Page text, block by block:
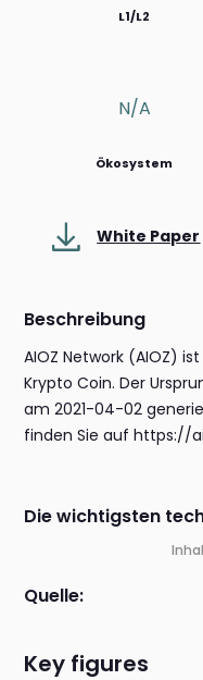
L1/L2
N/a
Ökosystem
White Paper
Beschreibung
AIOZ Network (AIOZ)
Krypto Coin. Der
am 2021-04-02
finden Sie auf https://
Die wichtigsten
Quelle:
Key figures